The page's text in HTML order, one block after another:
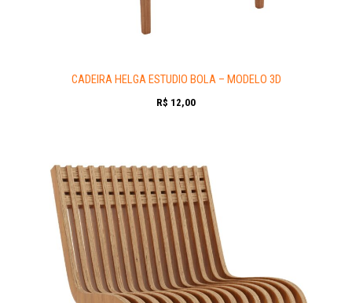
CADEIRA HELGA ESTUDIO BOLA – MODELO 3D
R$ 12,00